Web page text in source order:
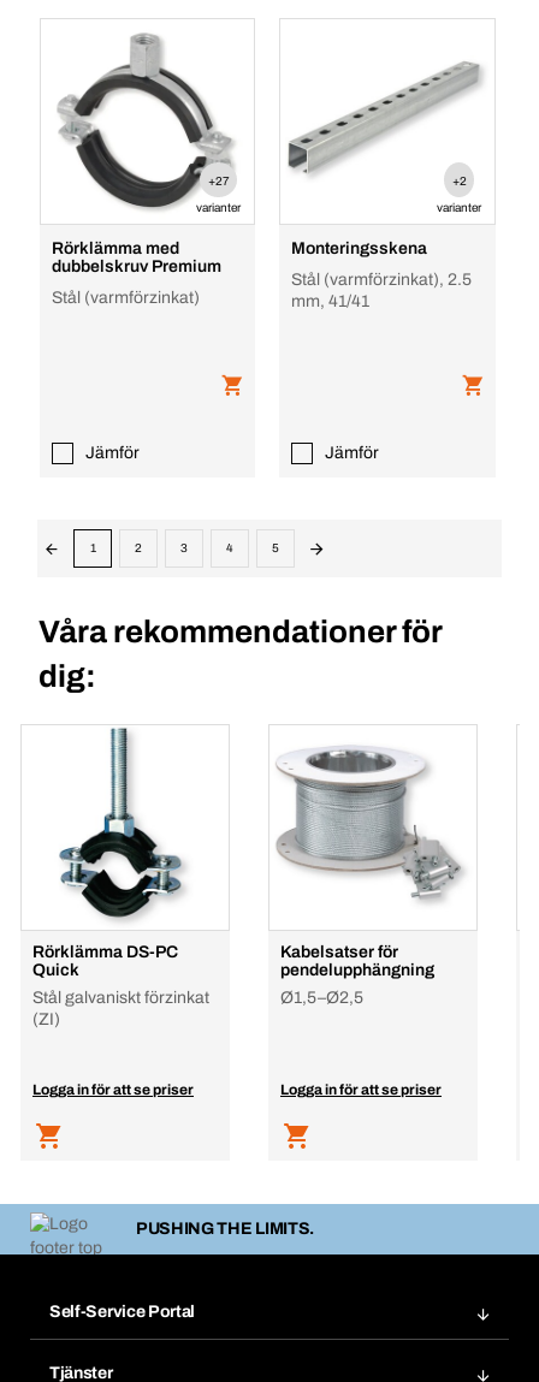
+27
varianter
Rörklämma med
dubbelskruv Premium
Stål (varmförzinkat)
Jämför
+2
varianter
Monteringsskena
Stål (varmförzinkat), 2.5
mm, 41/41
Jämför
1 2 3 4 5
Våra rekommendationer för
dig:
Rörklämma DS-PC
Quick
Stål galvaniskt förzinkat
(ZI)
Logga in för att se priser
Kabelsatser för
pendelupphängning
Ø1,5–Ø2,5
Logga in för att se priser
PUSHING THE LIMITS.
Self-Service Portal
Tjänster